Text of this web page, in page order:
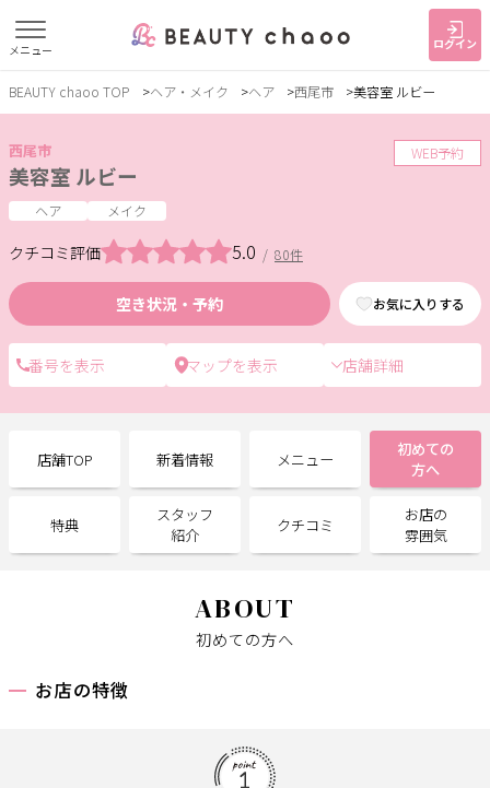
メニュー ログイン
すでに会員の方 はじめてご利用の方
ジャンルで探す
ヘア・メイク ネイル・まつげ エステ
リラク・整体
スクール・
トレーニング
メンズ
大人女子トピック ランキング
サイトマップ
お知らせ
お問い合わせ
BEAUTY chaoo TOP ヘア・メイク ヘア 西尾市 美容室 ルビー
西尾市
美容室 ルビー
ヘア メイク
空き状況・予約 お気に入りする
クチコミ評価 5.0 / 80件
店舗詳細
WEB予約
店舗TOP 新着情報 メニュー
初めての
方へ
特典
スタッフ
紹介
クチコミ
お店の
雰囲気
ABOUT
初めての方へ
お店の特徴